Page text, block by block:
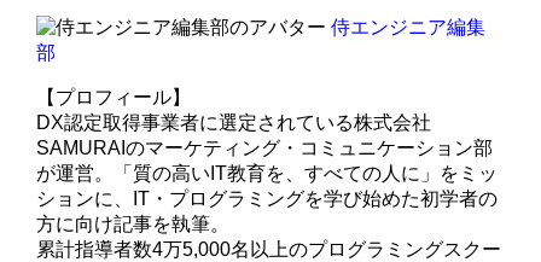
侍エンジニア編集
部
【プロフィール】
DX認定取得事業者に選定されている株式会社
SAMURAIのマーケティング・コミュニケーション部
が運営。「質の高いIT教育を、すべての人に」をミッ
ションに、IT・プログラミングを学び始めた初学者の
方に向け記事を執筆。
累計指導者数4万5,000名以上のプログラミングスクー